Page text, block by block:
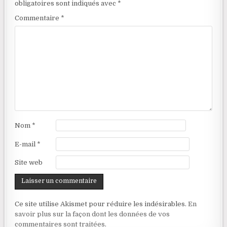
obligatoires sont indiqués avec *
Commentaire *
Nom *
E-mail *
Site web
Ce site utilise Akismet pour réduire les indésirables.En
savoir plus sur la façon dont les données de vos
commentaires sont traitées.